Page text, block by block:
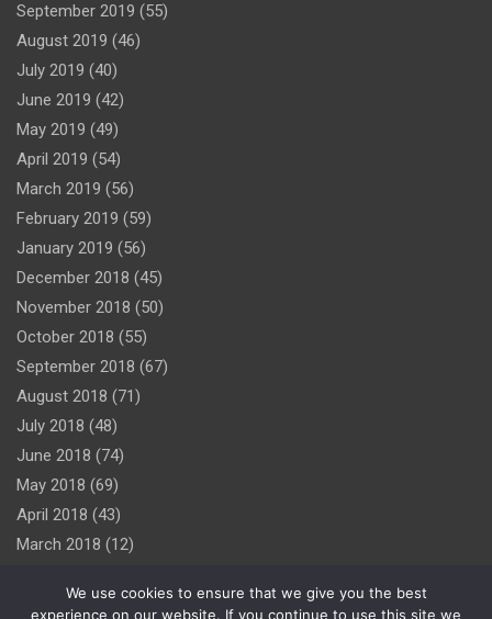
September 2019 (55)
August 2019 (46)
July 2019 (40)
June 2019 (42)
May 2019 (49)
April 2019 (54)
March 2019 (56)
February 2019 (59)
January 2019 (56)
December 2018 (45)
November 2018 (50)
October 2018 (55)
September 2018 (67)
August 2018 (71)
July 2018 (48)
June 2018 (74)
May 2018 (69)
April 2018 (43)
March 2018 (12)
We use cookies to ensure that we give you the best
experience on our website. If you continue to use this site we